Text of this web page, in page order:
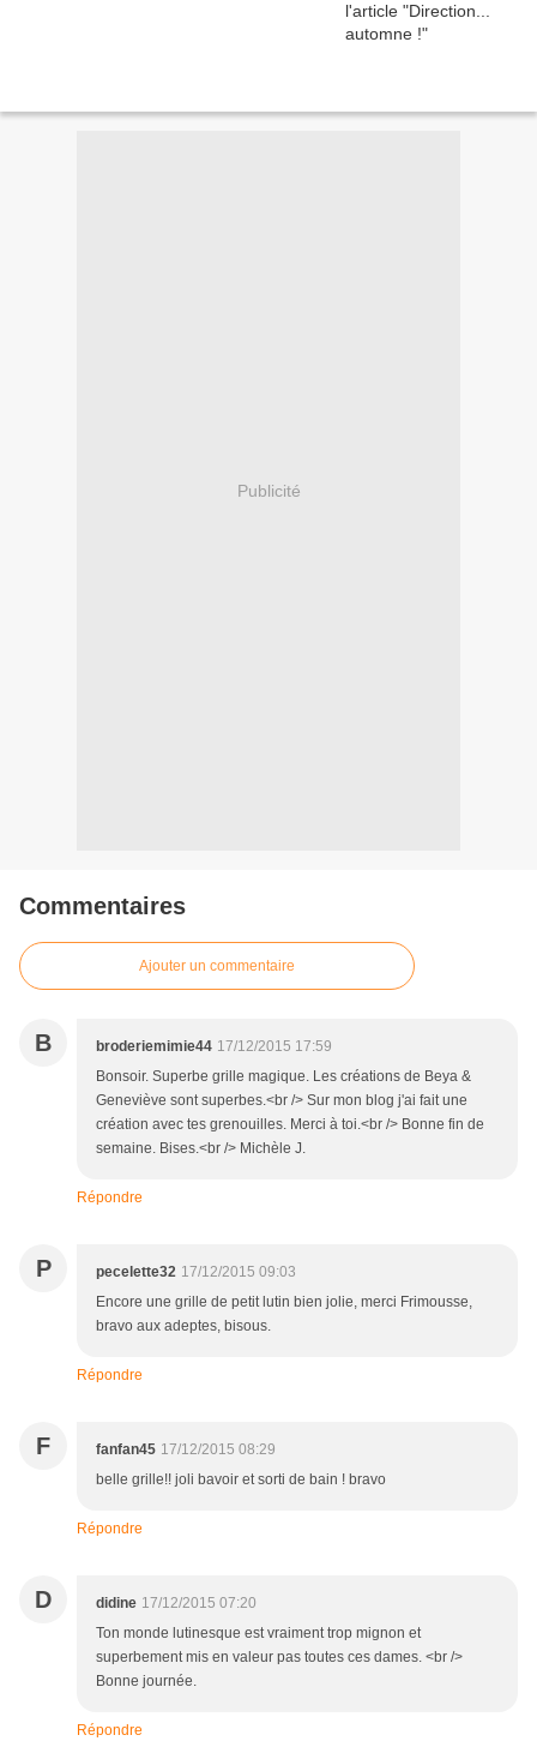
Publicité
Commentaires
Ajouter un commentaire
B broderiemimie44 17/12/2015 17:59
Bonsoir. Superbe grille magique. Les créations de Beya &
Geneviève sont superbes.<br /> Sur mon blog j'ai fait une
création avec tes grenouilles. Merci à toi.<br /> Bonne fin de
semaine. Bises.<br /> Michèle J.
Répondre
P pecelette32 17/12/2015 09:03
Encore une grille de petit lutin bien jolie, merci Frimousse,
bravo aux adeptes, bisous.
Répondre
F fanfan45 17/12/2015 08:29
belle grille!! joli bavoir et sorti de bain ! bravo
Répondre
D didine 17/12/2015 07:20
Ton monde lutinesque est vraiment trop mignon et
superbement mis en valeur pas toutes ces dames. <br />
Bonne journée.
Répondre